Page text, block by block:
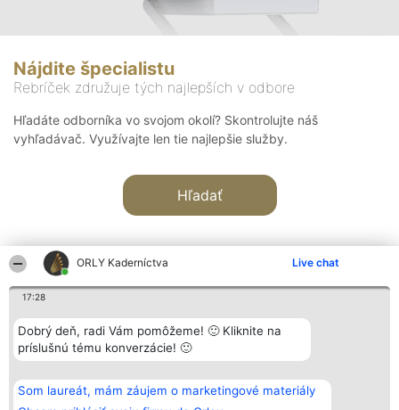
ORLY Kaderníctva Live chat
17:28
Dobrý deň, radi Vám pomôžeme! 🙂 Kliknite na
príslušnú tému konverzácie! 🙂
Som laureát, mám záujem o marketingové materiály
Nájdite špecialistu
Rebríček združuje tých najlepších v odbore
Hľadáte odborníka vo svojom okolí? Skontrolujte náš
vyhľadávač. Využívajte len tie najlepšie služby.
Hľadať
Organizátor hodnotenia
Bright Side Solutions sp. z o.
o. sp. k.
Wrocław 50-079
KRS 0000749100 | Regon
381313360 | NIP 8943132676
Hodnotenie
Laureáti
Lista
Laureatów
Podmienky
Obchodné
Kontakt
Kontakt